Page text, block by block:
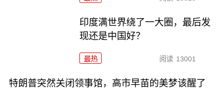
印度满世界绕了一大圈，最后发
现还是中国好？
最热 阅读 13001
特朗普突然关闭领事馆，高市早苗的美梦该醒了